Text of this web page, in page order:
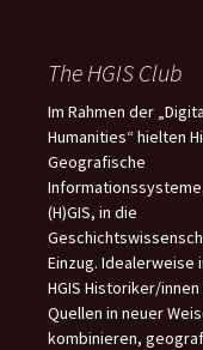
The HGIS Club
Im Rahmen der
Humanities“ hielten
Geografische
(H)GIS, in die
Einzug. Idealerweise
HGIS Historiker/innen
Quellen in neuer
kombinieren,